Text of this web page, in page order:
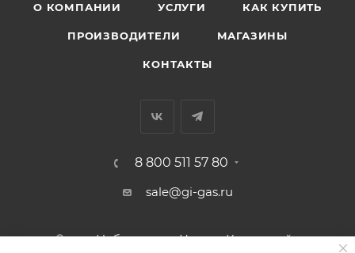
О КОМПАНИИ УСЛУГИ КАК КУПИТЬ
ПРОИЗВОДИТЕЛИ МАГАЗИНЫ
КОНТАКТЫ
8 800 511 57 80
sale@gi-gas.ru
г. Набережные Челны, Казанский